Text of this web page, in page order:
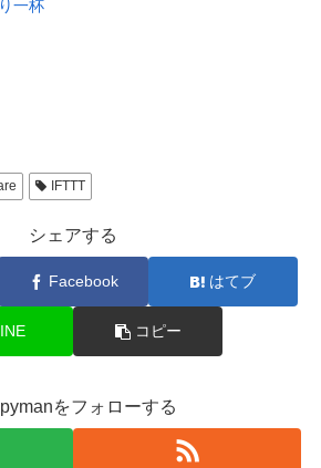
一杯
IFTTT
シェアする
Facebook はてブ
コピー
をフォローする